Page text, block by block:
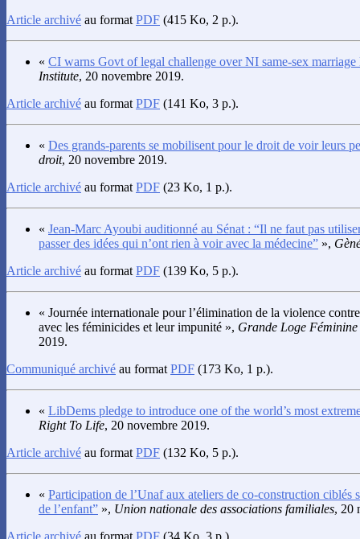
Article archivé au format PDF (415 Ko, 2 p.).
« CI warns Govt of legal challenge over NI same-sex marriage
Institute, 20 novembre 2019.
Article archivé au format PDF (141 Ko, 3 p.).
« Des grands-parents se mobilisent pour le droit de voir leurs
droit, 20 novembre 2019.
Article archivé au format PDF (23 Ko, 1 p.).
« Jean-Marc Ayoubi auditionné au Sénat : “Il ne faut pas
passer des idées qui n’ont rien à voir avec la médecine” »,
Article archivé au format PDF (139 Ko, 5 p.).
« Journée internationale pour l’élimination de la violence
avec les féminicides et leur impunité », Grande Loge
2019.
Communiqué archivé au format PDF (173 Ko, 1 p.).
« LibDems pledge to introduce one of the world’s most
Right To Life, 20 novembre 2019.
Article archivé au format PDF (132 Ko, 5 p.).
« Participation de l’Unaf aux ateliers de co-construction ciblés
de l’enfant” », Union nationale des associations familiales, 20
Article archivé au format PDF (34 Ko, 3 p.).